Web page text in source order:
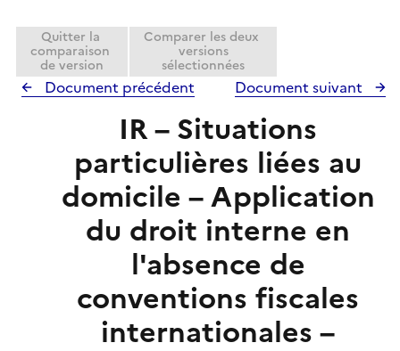
Quitter la
comparaison
de version
Comparer les deux
versions
sélectionnées
Document précédent Document suivant
IR – Situations
particulières liées au
domicile – Application
du droit interne en
l'absence de
conventions fiscales
internationales –